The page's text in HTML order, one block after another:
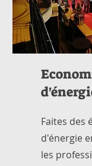
Faites des
d'énergie
les